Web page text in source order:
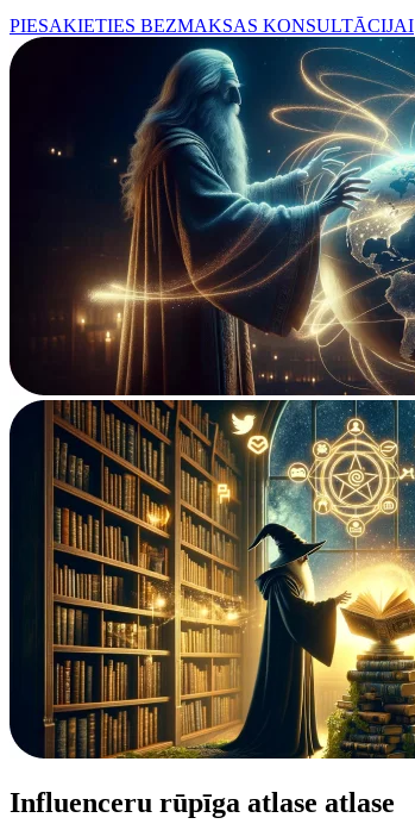
PIESAKIETIES BEZMAKSAS KONSULTĀCIJAI
Influenceru rūpīga atlase atlase